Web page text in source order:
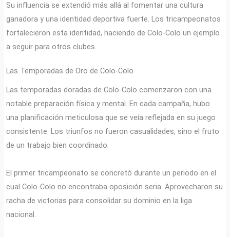
Su influencia se extendió más allá al fomentar una cultura
ganadora y una identidad deportiva fuerte. Los tricampeonatos
fortalecieron esta identidad, haciendo de Colo-Colo un ejemplo
a seguir para otros clubes.
Las Temporadas de Oro de Colo-Colo
Las temporadas doradas de Colo-Colo comenzaron con una
notable preparación física y mental. En cada campaña, hubo
una planificación meticulosa que se veía reflejada en su juego
consistente. Los triunfos no fueron casualidades, sino el fruto
de un trabajo bien coordinado.
El primer tricampeonato se concretó durante un periodo en el
cual Colo-Colo no encontraba oposición seria. Aprovecharon su
racha de victorias para consolidar su dominio en la liga
nacional.